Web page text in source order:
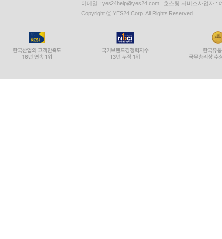
이메일 : yes24help@yes24.com 호스팅 서비스사업자 :
Copyright ⓒ YES24 Corp. All Rights Reserved.